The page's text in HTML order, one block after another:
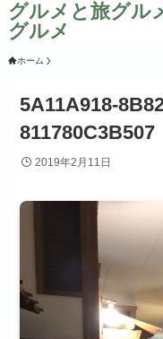
グルメと旅グル
グルメ
ホーム
5A11A918-
811780C3B507
2019年2月11日